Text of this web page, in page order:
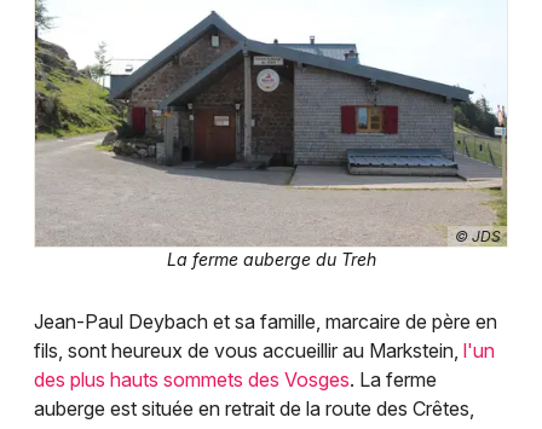
Jeux concours
Newsletter des sorties
Artistes en tournée
Actus à Mulhouse
Magazine à Mulhouse
Actus tourisme & loisirs
Restaurants
© JDS
La ferme auberge du Treh
Jean-Paul Deybach et sa famille, marcaire de père en
fils, sont heureux de vous accueillir au Markstein, l'un
des plus hauts sommets des Vosges. La ferme
auberge est située en retrait de la route des Crêtes,